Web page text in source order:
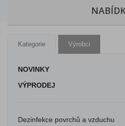
Kategorie Výrobci
NOVINKY
VÝPRODEJ
Dezinfekce povrchů a vzduchu